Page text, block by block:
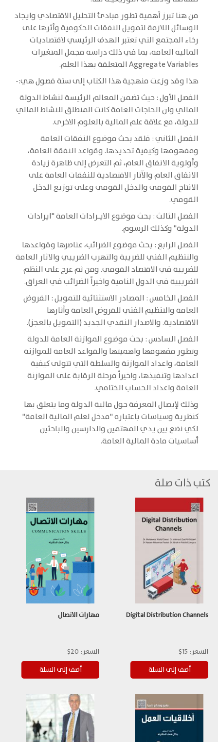
من هنا تبرز أهمية تطور مبادئ التحليل الاقتصادي وايجاد
الوسائل اللازمة لتمويل النفقات الحكومية وأثرها على
رخاء المجتمع التي تعتبر الهدف الرئيسي لاقتصاديات
المالية العامة، بما في ذلك دراسة مجمل المتغيرات
Aggregate Variables المتعلقة بهذا العلم.
هذا وقد وزعت منهجية هذا الكتاب إلى ستة فصول هي:-
الفصل الأول : حيث تضمن المعالم الرئيسة لنشاط الدولة
المالي وان الحاجات العامة كانت المنطلق للنشاط المالي
للدولة، مع علاقة علم المالية بالعلوم الاخرى.
الفصل الثاني : فلقد بحث موضوع النفقات العامة
ومفهومها وكيفية تحديدها. وقواعد النفقة العامة،
وأولوية الانفاق العام، ثم التعرض إلى ظاهرة زيادة
الانفاق العام والآثار الاقتصادية للنفقات العامة على
الانتاج القومي والدخل القومي وعلى توزيع الدخل
القومي.
الفصل الثالث : بحث موضوع الايـرادات العامة "ايرادات
الدولة" وكذلك الرسوم.
الفصل الرابع : بحث موضوع الضرائب، عناصرها وقواعدها
والتنظيم الفني للضريبة والتهرب الضريبي والاثار العامة
للضريبة في الاقتصاد القومي. ومن ثم عرج على النظم
الضريبية في الدول النامية واخيراً الضرائب في العراق.
الفصل الخامس : المصادر الاستثنائية للتمويل : القروض
العامة والتنظيم الفني للقروض العامة وآثارها
الاقتصادية. والاصدار النقدي الجديد (التمويل بالعجز).
الفصل السادس : بحث موضوع الموازنة العامة للدولة
وتطور مفهومها واهميتها والقواعد العامة للموازنة
العامة، واعداد الموازنة والسلطة التي تتولى كيفية
اعدادها وتنفيذها، واخيراً مرحلة الرقابة على الموازنة
العامة واعداد الحساب الختامي.
وذلك لإيصال المعرفة حول مالية الدولة وما يتعلق بها
كنظرية وسياسات باعتباره "مدخل لعلم المالية العامة"
لكي نضع بين يدي المهتمين والدارسين والباحثين
أساسيات مادة المالية العامة.
كتب ذات صلة
Digital Distribution Channels
السعر: 15$
مهارات الاتصال
السعر: 20$